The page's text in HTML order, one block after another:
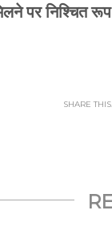
पर निश्चित
SHARE